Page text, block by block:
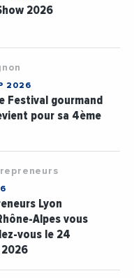
2026
2026
Festival gourmand
pour sa 4ème
Lyon
Alpes vous
vous le 24